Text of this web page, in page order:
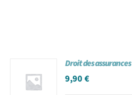
Droit des assurances
9,90€